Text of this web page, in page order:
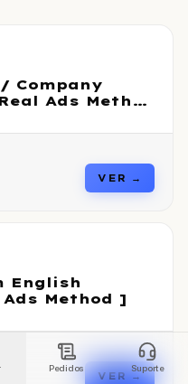
Company
Ads Method
VER →
English
Method ]
VER →
Pedidos Suporte